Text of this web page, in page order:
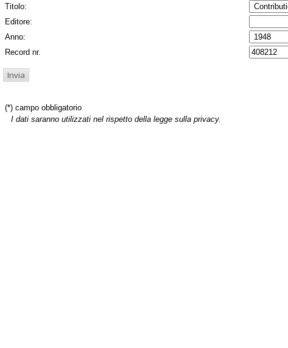
Titolo:
Editore:
Anno:
Record nr.
(*) campo obbligatorio
I dati saranno utilizzati nel rispetto della legge sulla privacy.